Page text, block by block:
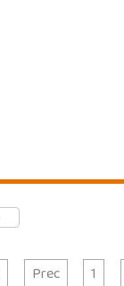
Prec 1